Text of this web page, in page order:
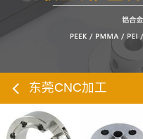
东莞CNC加工